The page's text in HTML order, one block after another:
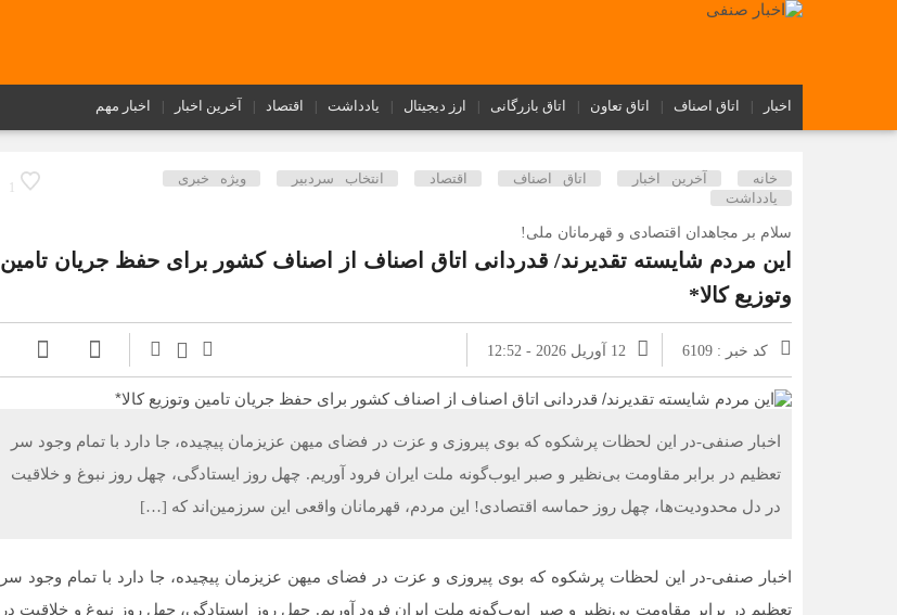
اخبار اتاق اصناف اتاق تعاون اتاق بازرگانی ارز دیجیتال یادداشت اقتصاد آخرین اخبار اخبار مهم
1
خانه آخرین اخبار اتاق اصناف اقتصاد انتخاب سردبیر
ویژه خبری
یادداشت
سلام بر مجاهدان اقتصادی و قهرمانان ملی!
این مردم شایسته تقدیرند/ قدردانی اتاق اصناف از اصناف کشور برای حفظ جریان تامین
وتوزیع کالا* ‌
کد خبر : 6109 12 آوریل 2026 - 12:52
اخبار صنفی-در این لحظات پرشکوه که بوی پیروزی و عزت در فضای میهن عزیزمان پیچیده، جا دارد با تمام وجود سر
تعظیم در برابر مقاومت بی‌نظیر و صبر ایوب‌گونه ملت ایران فرود آوریم. چهل روز ایستادگی، چهل روز نبوغ و خلاقیت
در دل محدودیت‌ها، چهل روز حماسه اقتصادی! این مردم، قهرمانان واقعی این سرزمین‌اند که […]
اخبار صنفی-در این لحظات پرشکوه که بوی پیروزی و عزت در فضای میهن عزیزمان پیچیده، جا دارد با تمام وجود سر
تعظیم در برابر مقاومت بی‌نظیر و صبر ایوب‌گونه ملت ایران فرود آوریم. چهل روز ایستادگی، چهل روز نبوغ و خلاقیت در